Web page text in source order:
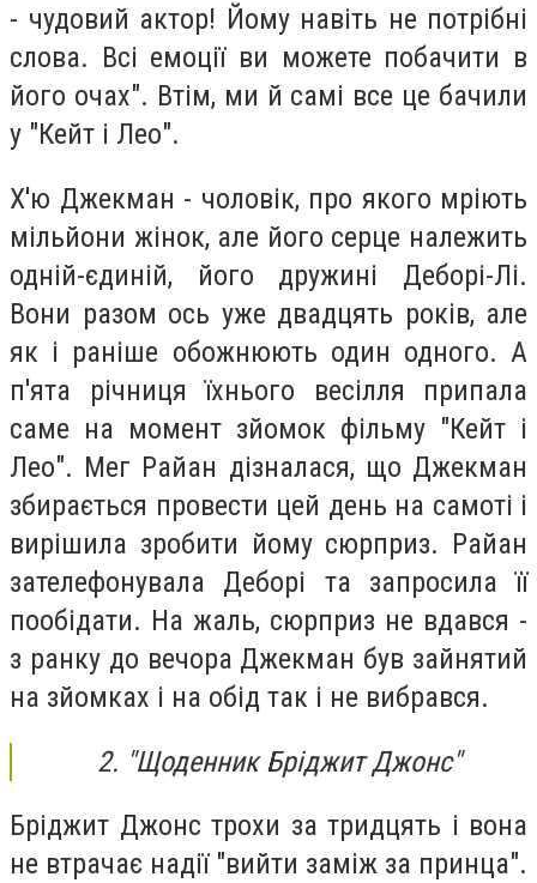
- чудовий актор! Йому навіть не потрібні
слова. Всі емоції ви можете побачити в
його очах". Втім, ми й самі все це бачили
у "Кейт і Лео".
Х'ю Джекман - чоловік, про якого мріють
мільйони жінок, але його серце належить
одній-єдиній, його дружині Деборі-Лі.
Вони разом ось уже двадцять років, але
як і раніше обожнюють один одного. А
п'ята річниця їхнього весілля припала
саме на момент зйомок фільму "Кейт і
Лео". Мег Райан дізналася, що Джекман
збирається провести цей день на самоті і
вирішила зробити йому сюрприз. Райан
зателефонувала Деборі та запросила її
пообідати. На жаль, сюрприз не вдався -
з ранку до вечора Джекман був зайнятий
на зйомках і на обід так і не вибрався.
2. "Щоденник Бріджит Джонс"
Бріджит Джонс трохи за тридцять і вона
не втрачає надії "вийти заміж за принца".